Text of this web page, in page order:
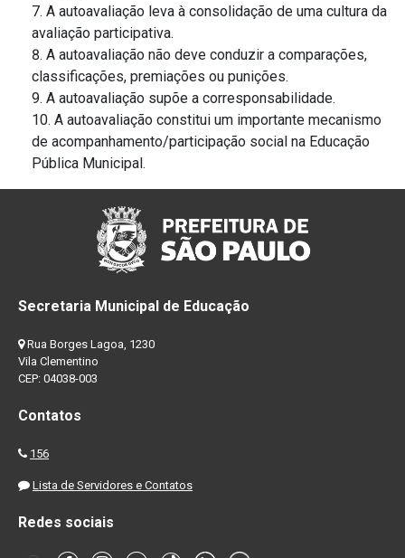
A autoavaliação leva à consolidação de uma cultura da
avaliação participativa.
A autoavaliação não deve conduzir a comparações,
classificações, premiações ou punições.
A autoavaliação supõe a corresponsabilidade.
A autoavaliação constitui um importante mecanismo
de acompanhamento/participação social na Educação
Pública Municipal.
Secretaria Municipal de Educação
Rua Borges Lagoa, 1230
Vila Clementino
CEP: 04038-003
Contatos
156
Lista de Servidores e Contatos
Redes sociais